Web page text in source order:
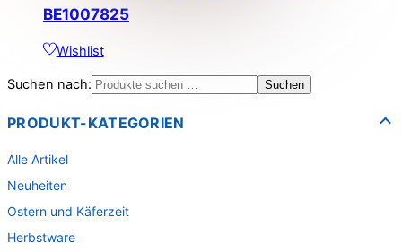
BE1007825
Wishlist
Suchen nach: Suchen
PRODUKT-KATEGORIEN
Alle Artikel
Neuheiten
Ostern und Käferzeit
Herbstware